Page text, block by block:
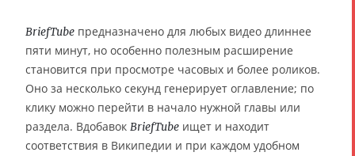
BriefTube предназначено для любых видео длиннее
пяти минут, но особенно полезным расширение
становится при просмотре часовых и более роликов.
Оно за несколько секунд генерирует оглавление; по
клику можно перейти в начало нужной главы или
раздела. Вдобавок BriefTube ищет и находит
соответствия в Википедии и при каждом удобном